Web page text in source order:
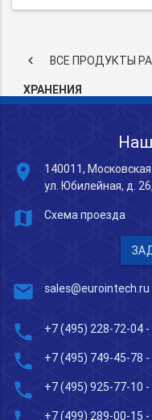
keyboard_arrow_left ВСЕ ПРОДУКТЫ
ХРАНЕНИЯ
place
140011,
ул. Юбилейная, д.
map Схема проезда
mail sales@eurointech.ru
phone +7 (495) 228-72-04
phone +7 (495) 749-45-78
phone +7 (495) 925-77-10
+7 (499) 289-00-15